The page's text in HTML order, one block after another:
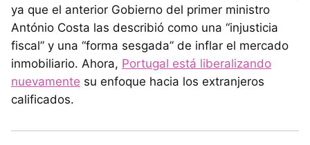
ya que el anterior Gobierno del primer ministro
António Costa las describió como una “injusticia
fiscal” y una “forma sesgada” de inflar el mercado
inmobiliario. Ahora, Portugal está liberalizando
nuevamente su enfoque hacia los extranjeros
calificados.